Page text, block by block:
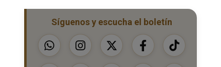
Síguenos y escucha el boletín